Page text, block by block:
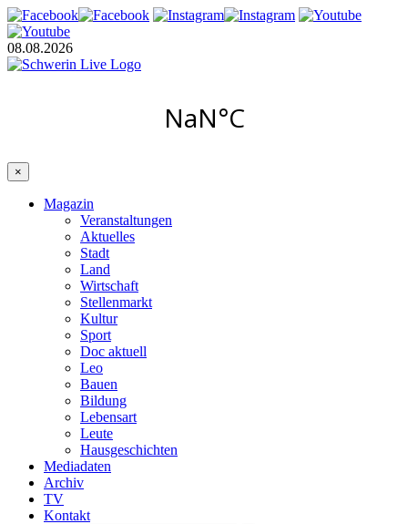
08.08.2026
×
Magazin
Veranstaltungen
Aktuelles
Stadt
Land
Wirtschaft
Stellenmarkt
Kultur
Sport
Doc aktuell
Leo
Bauen
Bildung
Lebensart
Leute
Hausgeschichten
Mediadaten
Archiv
TV
Kontakt